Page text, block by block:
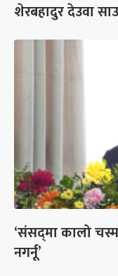
शेरबहादुर देउवा
‘संसद्‍मा कालो
नगर्नू’